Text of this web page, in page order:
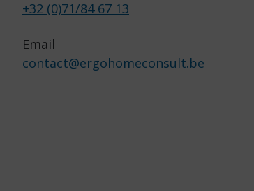
+32 (0)71/84 67 13
Email
contact@ergohomeconsult.be